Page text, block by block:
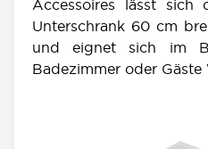
Accessoires lässt sich
Unterschrank 60 cm
und eignet sich im
Badezimmer oder Gäste